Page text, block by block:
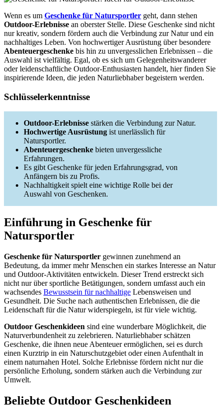
Wenn es um Geschenke für Natursportler geht, dann stehen
Outdoor-Erlebnisse an oberster Stelle. Diese Geschenke sind nicht
nur kreativ, sondern fördern auch die Verbindung zur Natur und ein
nachhaltiges Leben. Von hochwertiger Ausrüstung über besondere
Abenteuergeschenke bis hin zu unvergesslichen Erlebnissen – die
Auswahl ist vielfältig. Egal, ob es sich um Gelegenheitswanderer
oder leidenschaftliche Outdoor-Enthusiasten handelt, hier finden Sie
inspirierende Ideen, die jeden Naturliebhaber begeistern werden.
Schlüsselerkenntnisse
Outdoor-Erlebnisse stärken die Verbindung zur Natur.
Hochwertige Ausrüstung ist unerlässlich für
Natursportler.
Abenteuergeschenke bieten unvergessliche
Erfahrungen.
Es gibt Geschenke für jeden Erfahrungsgrad, von
Anfängern bis zu Profis.
Nachhaltigkeit spielt eine wichtige Rolle bei der
Auswahl von Geschenken.
Einführung in Geschenke für
Natursportler
Geschenke für Natursportler gewinnen zunehmend an
Bedeutung, da immer mehr Menschen ein starkes Interesse an Natur
und Outdoor-Aktivitäten entwickeln. Dieser Trend erstreckt sich
nicht nur über sportliche Betätigungen, sondern umfasst auch ein
wachsendes Bewusstsein für nachhaltige Lebensweisen und
Gesundheit. Die Suche nach authentischen Erlebnissen, die die
Leidenschaft für die Natur widerspiegeln, ist für viele wichtig.
Outdoor Geschenkideen sind eine wunderbare Möglichkeit, die
Naturverbundenheit zu zelebrieren. Naturliebhaber schätzen
Geschenke, die ihnen neue Abenteuer ermöglichen, sei es durch
einen Kurztrip in ein Naturschutzgebiet oder einen Aufenthalt in
einem naturnahen Hotel. Solche Erlebnisse fördern nicht nur die
persönliche Erholung, sondern stärken auch die Verbindung zur
Umwelt.
Beliebte Outdoor Geschenkideen